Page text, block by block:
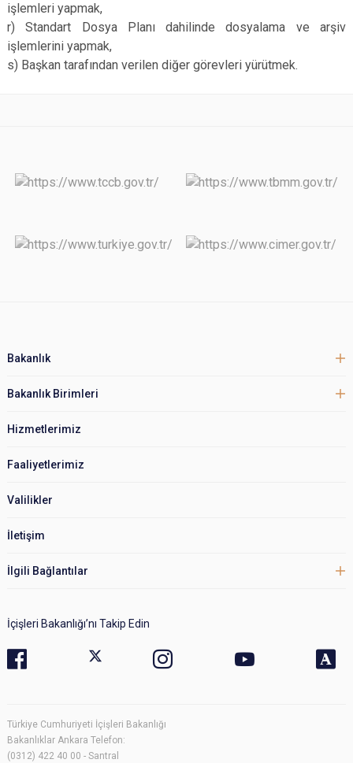
işlemleri yapmak,
r) Standart Dosya Planı dahilinde dosyalama ve arşiv
işlemlerini yapmak,
s) Başkan tarafından verilen diğer görevleri yürütmek.
Bakanlık
Bakanlık Birimleri
Hizmetlerimiz
Faaliyetlerimiz
Valilikler
İletişim
İlgili Bağlantılar
İçişleri Bakanlığı’nı Takip Edin
Türkiye Cumhuriyeti İçişleri Bakanlığı
Bakanlıklar Ankara Telefon:
(0312) 422 40 00 - Santral